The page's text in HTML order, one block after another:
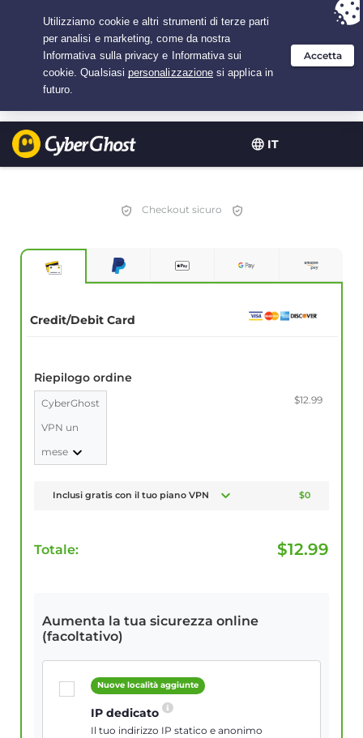
IT
Hai scelto:L'offerta miglioreper 3.3333333333333 anni a $
/mese
Checkout sicuro
Credit/Debit Card
Riepilogo ordine
CyberGhost
VPN un
mese
$12.99
Inclusi gratis con il tuo piano VPN $0
Totale: $12.99
Aumenta la tua sicurezza online
(facoltativo)
Nuove località aggiunte
IP dedicato
Il tuo indirizzo IP statico e anonimo